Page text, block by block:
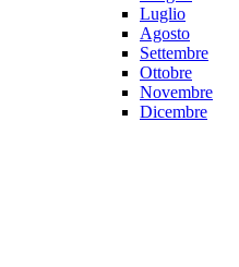
Luglio
Agosto
Settembre
Ottobre
Novembre
Dicembre